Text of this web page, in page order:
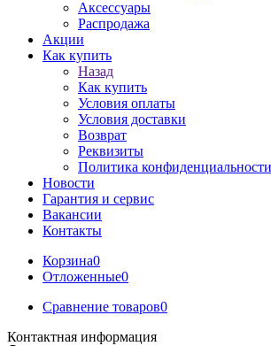
Аксессуары
Распродажа
Акции
Как купить
Назад
Как купить
Условия оплаты
Условия доставки
Возврат
Реквизиты
Политика конфиденциальности
Новости
Гарантия и сервис
Вакансии
Контакты
Корзина0
Отложенные0
Сравнение товаров0
Контактная информация